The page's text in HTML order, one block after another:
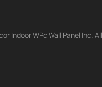
Indoor WPc Wall Panel Inc. All